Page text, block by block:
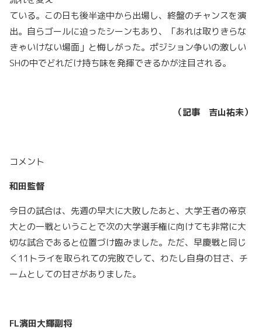
ている。この日も後半途中から出場し、終盤のチャンスを演
出。自らゴールに迫ったシーンもあり、「あれは取りきらな
きゃいけない場面」と悔しがった。ポジション争いの激しい
SHの中でどれだけ持ち味を発揮できるかが注目される。
（記事 吉山祐未）
コメント
和田監督
今日の試合は、先週の早大に大敗したあと、大学王者の帝京
大との一戦ということで次の大学選手権に向けても非常に大
切な試合であると位置づけ臨みました。ただ、早慶戦と同じ
く11トライを取られての完敗でして、わたし自身の甘さ、チ
ームとしての甘さがありました。
FL濱田大輝副将